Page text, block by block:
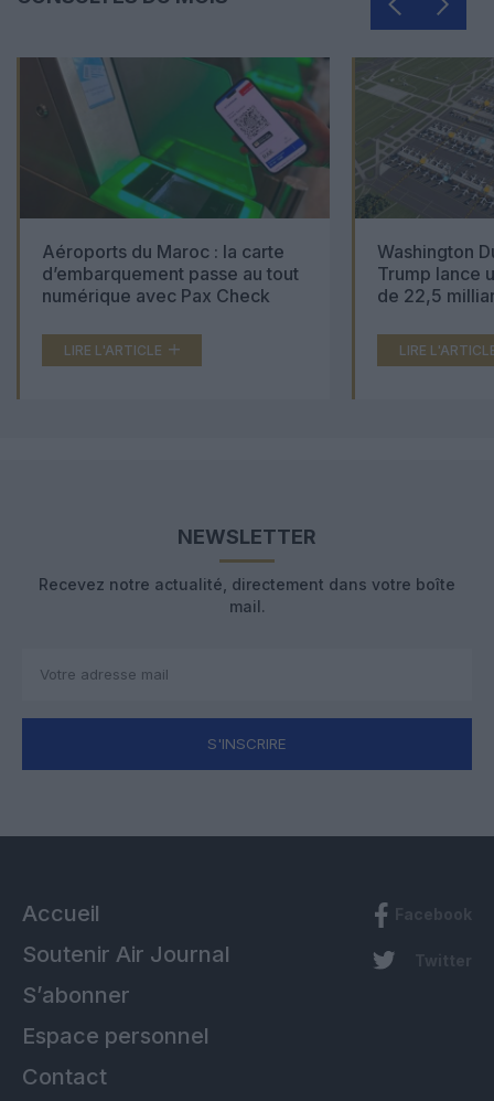
Aéroports du Maroc : la carte
d’embarquement passe au tout
numérique avec Pax Check
LIRE L'ARTICLE
Washington
Trump lance
de 22,5
LIRE
NEWSLETTER
Recevez notre actualité, directement dans votre boîte
mail.
S'INSCRIRE
Accueil
Soutenir Air Journal
S’abonner
Espace personnel
Contact